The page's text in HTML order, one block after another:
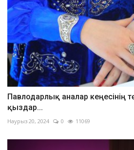
Павлодарлық аналар кеңесінің
қыздар...
Наурыз 20, 2024 0 11069